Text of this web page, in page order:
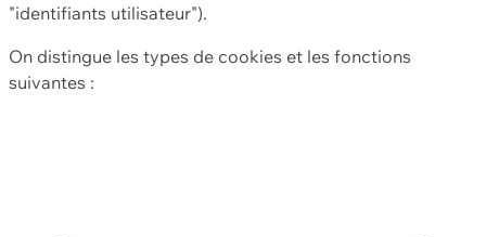
"identifiants utilisateur").
On distingue les types de cookies et les fonctions
suivantes :